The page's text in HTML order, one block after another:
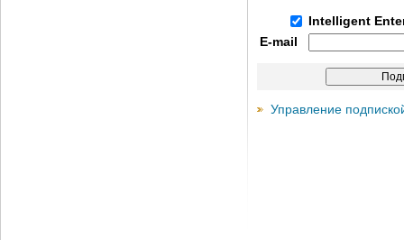
Intelligent
E-mail
Управление